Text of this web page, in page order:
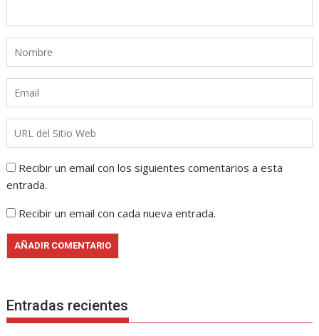
Recibir un email con los siguientes comentarios a esta
entrada.
Recibir un email con cada nueva entrada.
Entradas recientes